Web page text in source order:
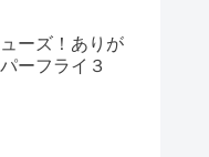
ーズ！ありが
ーフライ３